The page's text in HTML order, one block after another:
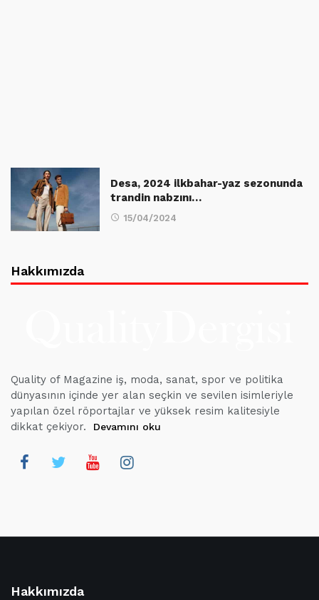
Desa, 2024 ilkbahar-yaz sezonunda
trandin nabzını…
15/04/2024
Hakkımızda
Quality of Magazine iş, moda, sanat, spor ve politika
dünyasının içinde yer alan seçkin ve sevilen isimleriyle
yapılan özel röportajlar ve yüksek resim kalitesiyle
dikkat çekiyor.
Devamını oku
Hakkımızda